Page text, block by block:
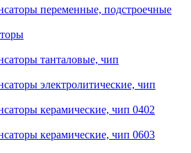
переменные, подстроечные
танталовые, чип
электролитические, чип
керамические, чип 0402
керамические, чип 0603